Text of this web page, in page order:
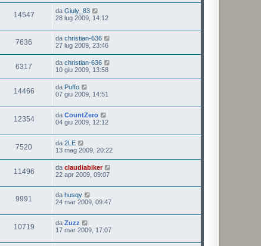
14547 da Giuly_83
28 lug 2009, 14:12
7636 da christian-636
27 lug 2009, 23:46
6317 da christian-636
10 giu 2009, 13:58
14466 da Puffo
07 giu 2009, 14:51
12354 da CountZero
04 giu 2009, 12:12
7520 da 2LE
13 mag 2009, 20:22
11496 da claudiabiker
22 apr 2009, 09:07
9991 da husqy
24 mar 2009, 09:47
10719 da Zuzz
17 mar 2009, 17:07